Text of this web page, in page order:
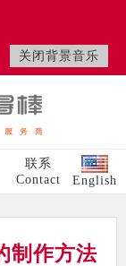
关闭背景音乐
联系
Contact
English
制作方法